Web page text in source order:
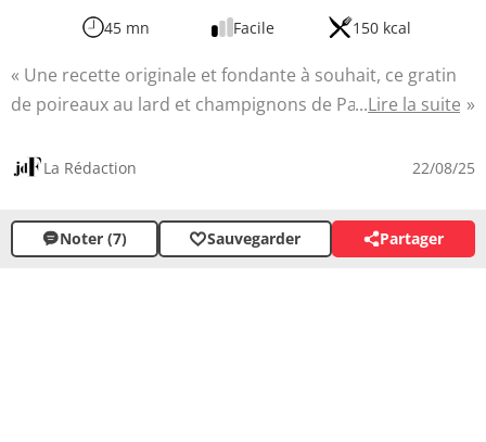
45 mn Facile 150 kcal
Une recette originale et fondante à souhait, ce gratin
de poireaux au lard et champignons de Paris est un
terreuses et les textures fondantes. Idéal pour les
sa combinaison de légumes, fromage onctueux et
lardons croustillants enrobés dans une béchamel
Lire la suite
La Rédaction 22/08/25
Noter (7) Sauvegarder Partager